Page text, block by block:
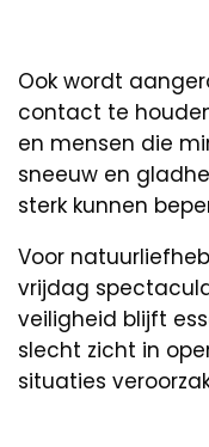
Ook wordt
contact te
en mensen die
sneeuw en
sterk kunnen
Voor
vrijdag
veiligheid blijft
slecht zicht in
situaties